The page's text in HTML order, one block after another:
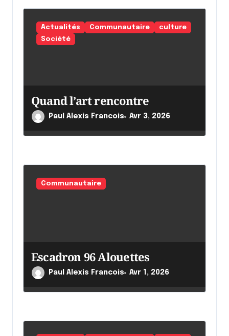
l
a
i
c
l
Actualités Communautaire
culture
Société
Quand l’art rencontre
Paul Alexis Francois Avr 3, 2026
Communautaire
Escadron 96 Alouettes
Paul Alexis Francois Avr 1, 2026